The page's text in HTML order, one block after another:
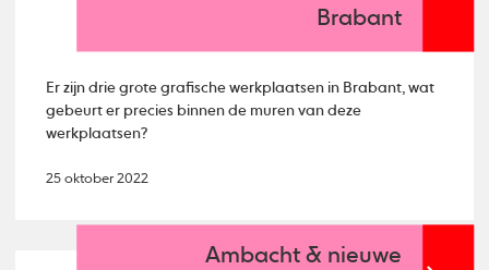
Brabant
Er zijn drie grote grafische werkplaatsen in Brabant, wat
gebeurt er precies binnen de muren van deze
werkplaatsen?
25 oktober 2022
Ambacht & nieuwe